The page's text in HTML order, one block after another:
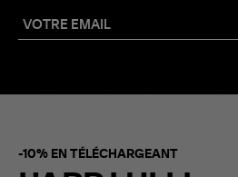
-10% EN TÉLÉCHARGEANT